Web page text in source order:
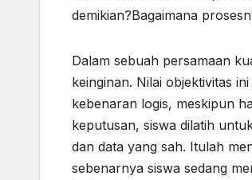
demikian?Bagaimana
Dalam sebuah persamaan
keinginan. Nilai objektivitas
kebenaran logis, meskipun
keputusan, siswa dilatih
dan data yang sah. Itulah
sebenarnya siswa sedang